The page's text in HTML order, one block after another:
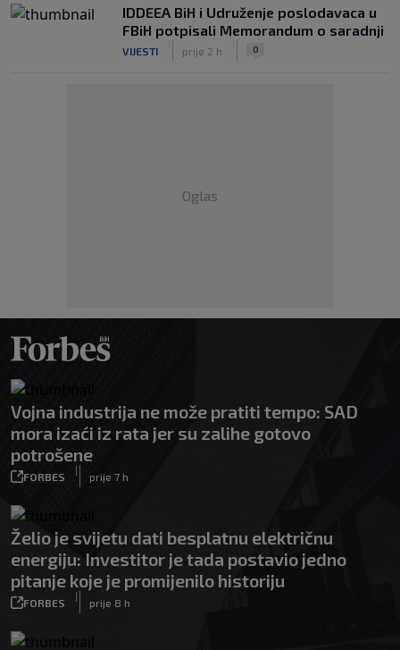
IDDEEA BiH i Udruženje poslodavaca u
FBiH potpisali Memorandum o saradnji
VIJESTI prije 2 h 0
Oglas
Vojna industrija ne može pratiti tempo: SAD
mora izaći iz rata jer su zalihe gotovo
potrošene
FORBES
|
prije 7 h
Želio je svijetu dati besplatnu električnu
energiju: Investitor je tada postavio jedno
pitanje koje je promijenilo historiju
FORBES
|
prije 8 h